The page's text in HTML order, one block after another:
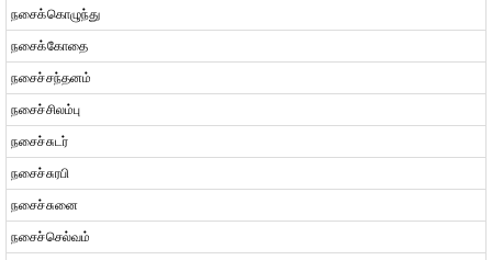
நசைக்கொழுந்து
நசைக்கோதை
நசைச்சந்தனம்
நசைச்சிலம்பு
நசைச்சுடர்
நசைச்சுரபி
நசைச்சுனை
நசைச்செல்வம்